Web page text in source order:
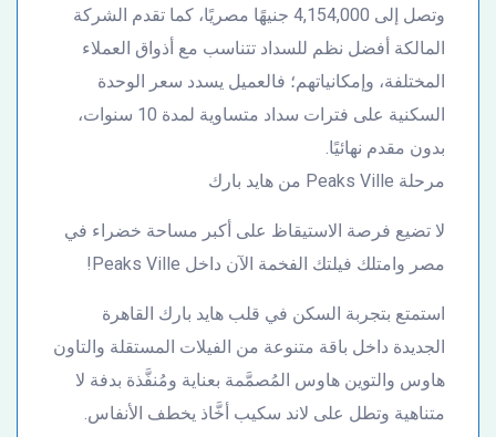
وتصل إلى 4,154,000 جنيهًا مصريًا، كما تقدم الشركة
المالكة أفضل نظم للسداد تتناسب مع أذواق العملاء
المختلفة، وإمكانياتهم؛ فالعميل يسدد سعر الوحدة
السكنية على فترات سداد متساوية لمدة 10 سنوات،
بدون مقدم نهائيًا.
مرحلة Peaks Ville من هايد بارك
لا تضيع فرصة الاستيقاظ على أكبر مساحة خضراء في
مصر وامتلك فيلتك الفخمة الآن داخل Peaks Ville!
استمتع بتجربة السكن في قلب هايد بارك القاهرة
الجديدة داخل باقة متنوعة من الفيلات المستقلة والتاون
هاوس والتوين هاوس المُصمَّمة بعناية ومُنفَّذة بدفة لا
متناهية وتطل على لاند سكيب أخَّاذ يخطف الأنفاس.